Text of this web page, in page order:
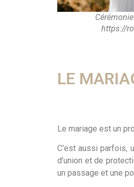
https://
LE
Le mariage est un
C’est aussi parfois,
d’union et de
un passage et une